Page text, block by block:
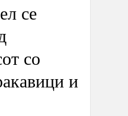
се
со
и